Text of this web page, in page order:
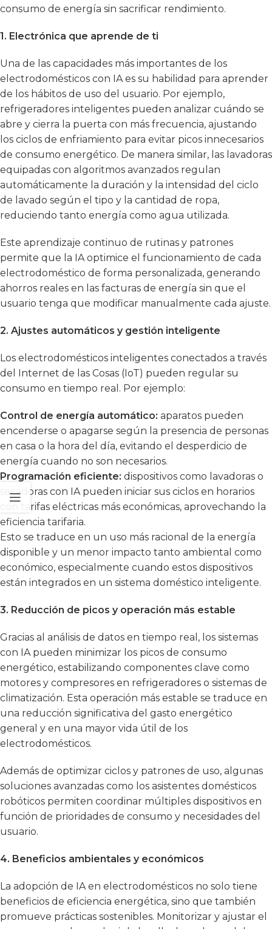
consumo de energía sin sacrificar rendimiento.
1. Electrónica que aprende de ti
Una de las capacidades más importantes de los
electrodomésticos con IA es su habilidad para aprender
de los hábitos de uso del usuario. Por ejemplo,
refrigeradores inteligentes pueden analizar cuándo se
abre y cierra la puerta con más frecuencia, ajustando
los ciclos de enfriamiento para evitar picos innecesarios
de consumo energético. De manera similar, las lavadoras
equipadas con algoritmos avanzados regulan
automáticamente la duración y la intensidad del ciclo
de lavado según el tipo y la cantidad de ropa,
reduciendo tanto energía como agua utilizada.
Este aprendizaje continuo de rutinas y patrones
permite que la IA optimice el funcionamiento de cada
electrodoméstico de forma personalizada, generando
ahorros reales en las facturas de energía sin que el
usuario tenga que modificar manualmente cada ajuste.
2. Ajustes automáticos y gestión inteligente
Los electrodomésticos inteligentes conectados a través
del Internet de las Cosas (IoT) pueden regular su
consumo en tiempo real. Por ejemplo:
Control de energía automático: aparatos pueden
encenderse o apagarse según la presencia de personas
en casa o la hora del día, evitando el desperdicio de
energía cuando no son necesarios.
Programación eficiente: dispositivos como lavadoras o
secadoras con IA pueden iniciar sus ciclos en horarios
con tarifas eléctricas más económicas, aprovechando la
eficiencia tarifaria.
Esto se traduce en un uso más racional de la energía
disponible y un menor impacto tanto ambiental como
económico, especialmente cuando estos dispositivos
están integrados en un sistema doméstico inteligente.
3. Reducción de picos y operación más estable
Gracias al análisis de datos en tiempo real, los sistemas
con IA pueden minimizar los picos de consumo
energético, estabilizando componentes clave como
motores y compresores en refrigeradores o sistemas de
climatización. Esta operación más estable se traduce en
una reducción significativa del gasto energético
general y en una mayor vida útil de los
electrodomésticos.
Además de optimizar ciclos y patrones de uso, algunas
soluciones avanzadas como los asistentes domésticos
robóticos permiten coordinar múltiples dispositivos en
función de prioridades de consumo y necesidades del
usuario.
4. Beneficios ambientales y económicos
La adopción de IA en electrodomésticos no solo tiene
beneficios de eficiencia energética, sino que también
promueve prácticas sostenibles. Monitorizar y ajustar el